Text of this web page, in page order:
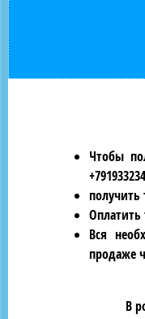
Чтобы
Вся
продаже
В